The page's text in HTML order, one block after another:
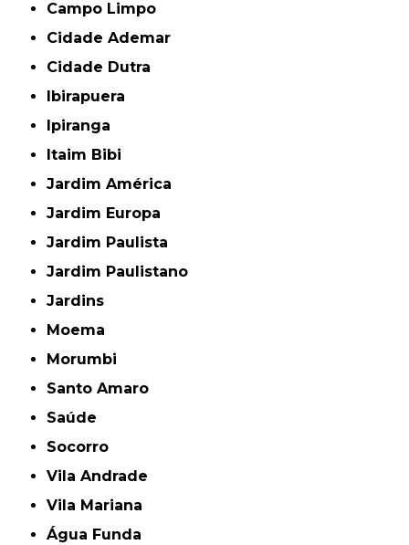
Campo Limpo
Cidade Ademar
Cidade Dutra
Ibirapuera
Ipiranga
Itaim Bibi
Jardim América
Jardim Europa
Jardim Paulista
Jardim Paulistano
Jardins
Moema
Morumbi
Santo Amaro
Saúde
Socorro
Vila Andrade
Vila Mariana
Água Funda